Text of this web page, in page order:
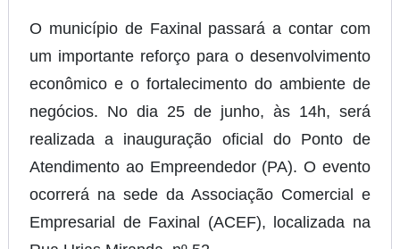
O município de Faxinal passará a contar com
um importante reforço para o desenvolvimento
econômico e o fortalecimento do ambiente de
negócios. No dia 25 de junho, às 14h, será
realizada a inauguração oficial do Ponto de
Atendimento ao Empreendedor (PA). O evento
ocorrerá na sede da Associação Comercial e
Empresarial de Faxinal (ACEF), localizada na